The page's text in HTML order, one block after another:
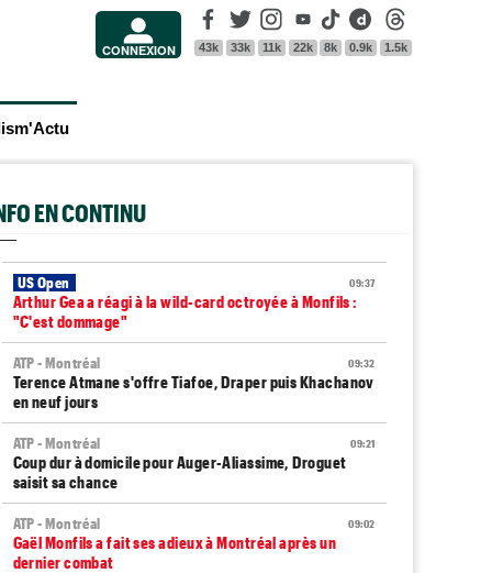
CONNEXION
Facebook
43k
Twitter
33k
Instagram
11k
Youtube
22k
Tik Tok
8k
Dailymotion
0.9k 1.5k
EN CONTINU
09:37
US Open
Arthur Gea a réagi à la wild-card octroyée à Monfils :
"C'est dommage"
09:32
ATP - Montréal
Terence Atmane s'offre Tiafoe, Draper puis Khachanov
en neuf jours
09:21
ATP - Montréal
Coup dur à domicile pour Auger-Aliassime, Droguet
saisit sa chance
09:02
ATP - Montréal
Gaël Monfils a fait ses adieux à Montréal après un
dernier combat